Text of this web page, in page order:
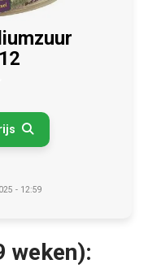

- 12:59
weken):